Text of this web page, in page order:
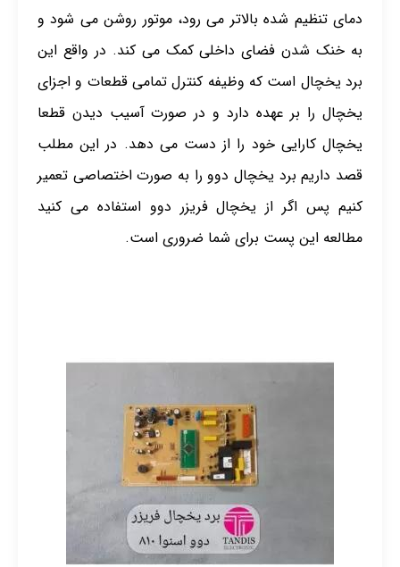
دمای تنظیم شده بالاتر می رود، موتور روشن می شود و
به خنک شدن فضای داخلی کمک می کند. در واقع این
برد یخچال است که وظیفه کنترل تمامی قطعات و اجزای
یخچال را بر عهده دارد و در صورت آسیب دیدن قطعا
یخچال کارایی خود را از دست می دهد. در این مطلب
قصد داریم برد یخچال دوو را به صورت اختصاصی تعمیر
کنیم پس اگر از یخچال فریزر دوو استفاده می کنید
مطالعه این پست برای شما ضروری است.